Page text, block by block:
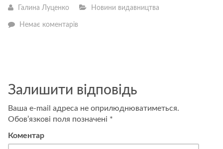
Галина Луценко Новини видавництва
Немає коментарів—
Залишити відповідь
Ваша e-mail адреса не оприлюднюватиметься.
Обов’язкові поля позначені *
Коментар